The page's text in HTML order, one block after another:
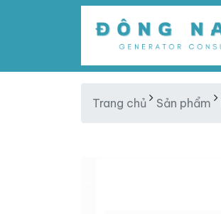
Trang chủ Sản phẩm